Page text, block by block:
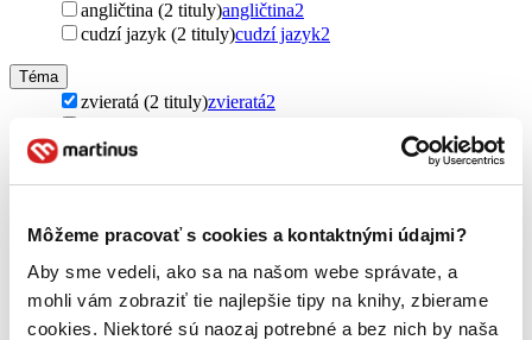
Môžeme pracovať s cookies a kontaktnými údajmi?
Aby sme vedeli, ako sa na našom webe správate, a
mohli vám zobraziť tie najlepšie tipy na knihy, zbierame
cookies. Niektoré sú naozaj potrebné a bez nich by naša
angličtina (2 tituly)angličtina2
cudzí jazyk (2 tituly)cudzí jazyk2
Téma
zvieratá (2 tituly)zvieratá2
zvieratá a ľudia (2 tituly)
Pôvod
Gibraltár (2 tituly)Gibraltár2
Autor
Keggie Carew (2 tituly)Keggie Carew2